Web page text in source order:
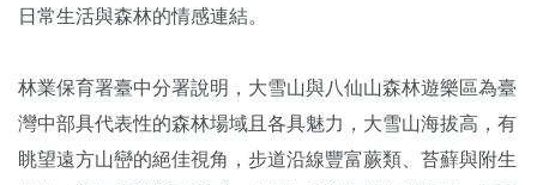
日常生活與森林的情感連結。
林業保育署臺中分署說明，大雪山與八仙山森林遊樂區為臺
灣中部具代表性的森林場域且各具魅力，大雪山海拔高，有
眺望遠方山巒的絕佳視角，步道沿線豐富蕨類、苔蘚與附生